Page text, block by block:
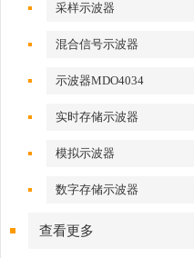
采样示波器
混合信号示波器
示波器MDO4034
实时存储示波器
模拟示波器
数字存储示波器
查看更多